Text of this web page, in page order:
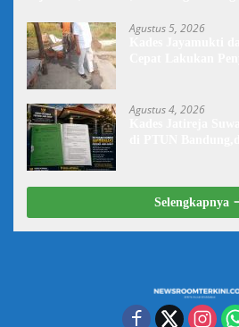
Agustus 5, 2026
Agustus 4, 2026
Selengkapnya